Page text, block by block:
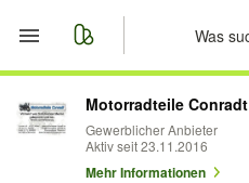
Start
Merkliste
Motorradteile Conradt
Gewerblicher Anbieter
Aktiv seit 23.11.2016
Mehr Informationen